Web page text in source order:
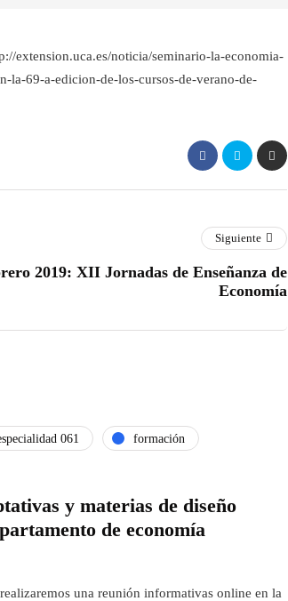
extension.uca.es/noticia/seminario-la-economia-
la-69-a-edicion-de-los-cursos-de-verano-de-
Siguiente
2019: XII Jornadas de Enseñanza de
Economía
061 formación
y materias de diseño
de economía
una reunión informativas online en la